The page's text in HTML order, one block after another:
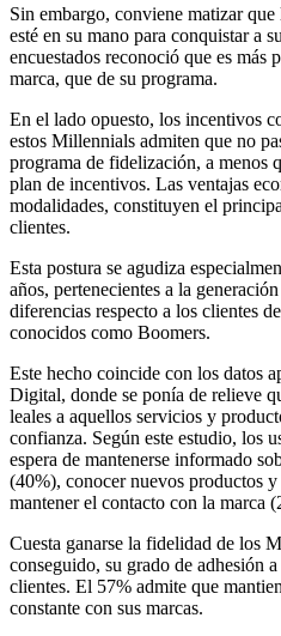
Sin embargo, conviene matizar
esté en su mano para conquistar a
encuestados reconoció que es más
marca, que de su programa.
En el lado opuesto, los incentivos
estos Millennials admiten que no
programa de fidelización, a menos
plan de incentivos. Las ventajas
modalidades, constituyen el
clientes.
Esta postura se agudiza
años, pertenecientes a la
diferencias respecto a los clientes
conocidos como Boomers.
Este hecho coincide con los datos
Digital, donde se ponía de relieve
leales a aquellos servicios y
confianza. Según este estudio, los
espera de mantenerse informado
(40%), conocer nuevos productos
mantener el contacto con la marca
Cuesta ganarse la fidelidad de los
conseguido, su grado de adhesión
clientes. El 57% admite que
constante con sus marcas.